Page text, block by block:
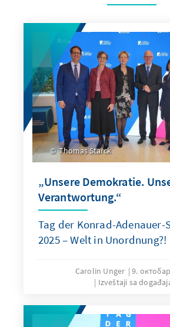
Thomas Starck
„Unsere Demokratie.
Verantwortung.“
Tag der Konrad-Adenauer-
2025 – Welt in Unordnung?!
Carolin Unger
9.
Izveštaji sa